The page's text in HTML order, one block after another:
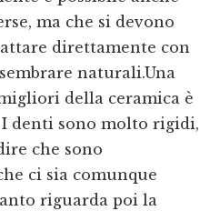
ma che si devono
direttamente con
naturali.Una
della ceramica è
denti sono molto rigidi,
che sono
ci sia comunque
riguarda poi la